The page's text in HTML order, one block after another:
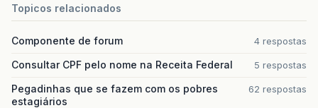
Topicos relacionados
Componente de forum 4 respostas
Consultar CPF pelo nome na Receita Federal 5 respostas
Pegadinhas que se fazem com os pobres
estagiários
62 respostas